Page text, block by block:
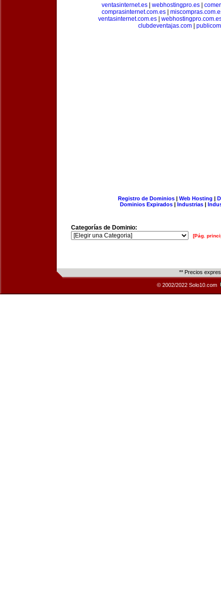
ventasinternet.es
webhostingpro.es
comprasinternet.com.es|
ventasinternet.com.es|
clubdeventajas.com
Registro de Dominios| Web Hosting |
Dominios Expirados | Industrias |
Categorías de Dominio:
[Pág.
** Precios
© 2002/2022 Solo10.com